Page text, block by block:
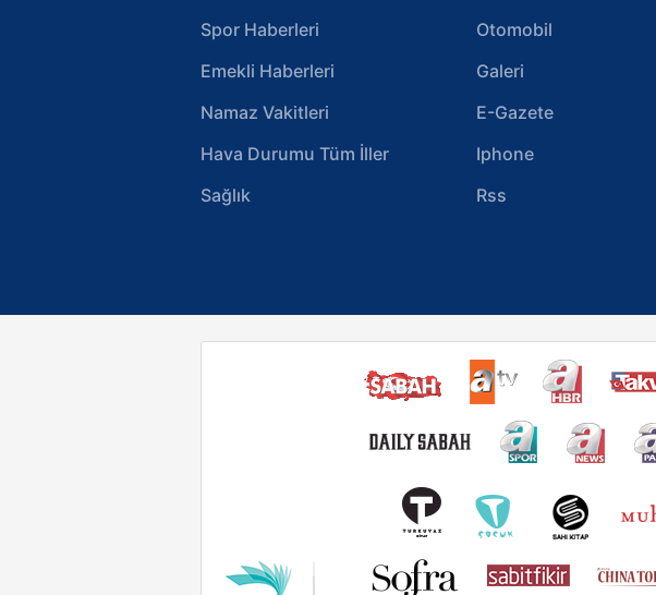
Spor Haberleri
Emekli Haberleri
Namaz Vakitleri
Hava Durumu Tüm İller
Sağlık
Otomobil
Galeri
E-Gazete
Iphone
Rss